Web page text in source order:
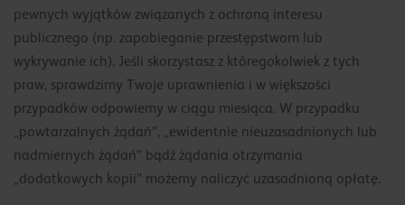
pewnych wyjątków związanych z ochroną interesu
publicznego (np. zapobieganie przestępstwom lub
wykrywanie ich). Jeśli skorzystasz z któregokolwiek z tych
praw, sprawdzimy Twoje uprawnienia i w większości
przypadków odpowiemy w ciągu miesiąca. W przypadku
„powtarzalnych żądań”, „ewidentnie nieuzasadnionych lub
nadmiernych żądań” bądź żądania otrzymania
„dodatkowych kopii” możemy naliczyć uzasadnioną opłatę.